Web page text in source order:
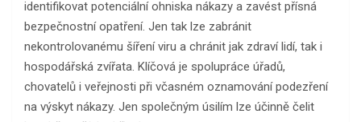
identifikovat potenciální ohniska nákazy a zavést přísná
bezpečnostní opatření. Jen tak lze zabránit
nekontrolovanému šíření viru a chránit jak zdraví lidí, tak i
hospodářská zvířata. Klíčová je spolupráce úřadů,
chovatelů i veřejnosti při včasném oznamování podezření
na výskyt nákazy. Jen společným úsilím lze účinně čelit